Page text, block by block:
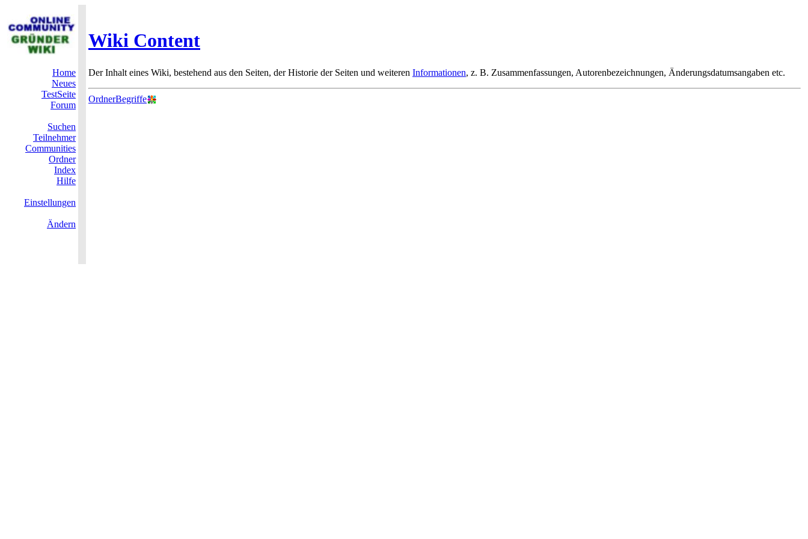
Wiki Content
Home
Neues
TestSeite
Forum
Suchen
Teilnehmer
Communities
Ordner
Index
Hilfe
Einstellungen
Ändern
Der Inhalt eines Wiki, bestehend aus den Seiten, der Historie der Seiten und weiteren Informationen, z. B. Zusammenfassungen, Autorenbezeichnungen, Änderungsdatumsangaben etc.
OrdnerBegriffe